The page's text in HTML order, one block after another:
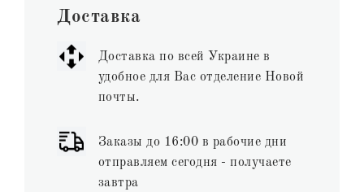
Доставка
Доставка по всей Украине в
удобное для Вас отделение Новой
почты.
Заказы до 16:00 в рабочие дни
отправляем сегодня - получаете
завтра